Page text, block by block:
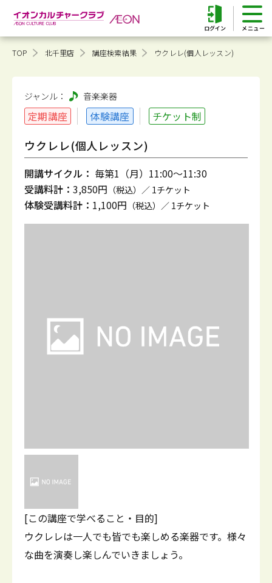
ログイン
TOP 北千里店 講座検索結果 ウクレレ(個人レッスン)
ジャンル： 音楽楽器
定期講座 体験講座 チケット制
ウクレレ(個人レッスン)
開講サイクル： 毎第1（月）11:00～11:30
受講料計： 3,850円 （税込）／ 1チケット
体験受講料計： 1,100円 （税込）／ 1チケット
[この講座で学べること・目的]
ウクレレは一人でも皆でも楽しめる楽器です。様々
な曲を演奏し楽しんでいきましょう。